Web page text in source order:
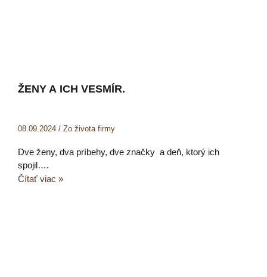
ŽENY A ICH VESMÍR.
08.09.2024 / Zo života firmy
Dve ženy, dva príbehy, dve značky a deň, ktorý ich
spojil….
Čítať viac »